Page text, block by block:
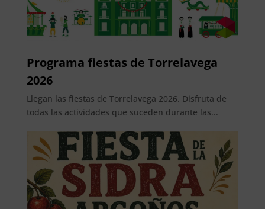
Programa fiestas de Torrelavega
2026
Llegan las fiestas de Torrelavega 2026. Disfruta de
todas las actividades que suceden durante las...